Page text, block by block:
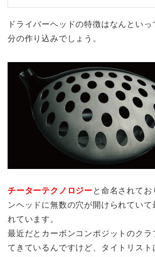
ドライバーヘッドの特徴はなんといっ
分の作り込みでしょう。
チーターテクノロジーと命名されてお
ンヘッドに無数の穴が開けられていて
れています。
最近だとカーボンコンポジットのクラ
てきているんですけど、タイトリスト